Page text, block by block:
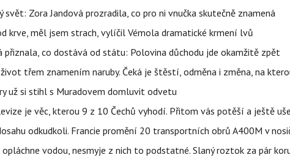
svět: Zora Jandová prozradila, co pro ni vnučka skutečně znamená
krve, měl jsem strach, vylíčil Vémola dramatické krmení lvů
přiznala, co dostává od státu: Polovina důchodu jde okamžitě zpět
třem znamením naruby. Čeká je štěstí, odměna i změna, na
už si stihl s Muradovem domluvit odvetu
je věc, kterou 9 z 10 Čechů vyhodí. Přitom vás potěší a ještě
odkudkoli. Francie promění 20 transportních obrů A400M v
opláchne vodou, nesmyje z nich to podstatné. Slaný roztok za pár